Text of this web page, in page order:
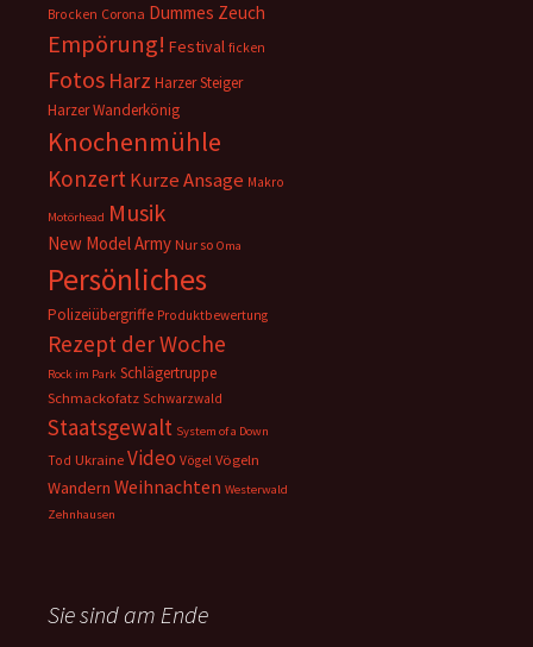
Brocken Corona Dummes Zeuch
Empörung! Festival ficken
Fotos Harz Harzer Steiger
Harzer Wanderkönig
Knochenmühle
KonzertKurze Ansage Makro
Motörhead Musik
New Model Army Nur so Oma
Persönliches
Polizeiübergriffe Produktbewertung
Rezept der Woche
Rock im Park Schlägertruppe
Schmackofatz Schwarzwald
Staatsgewalt System of a Down
Tod Ukraine Video Vögel Vögeln
Wandern Weihnachten Westerwald
Zehnhausen
Sie sind am Ende